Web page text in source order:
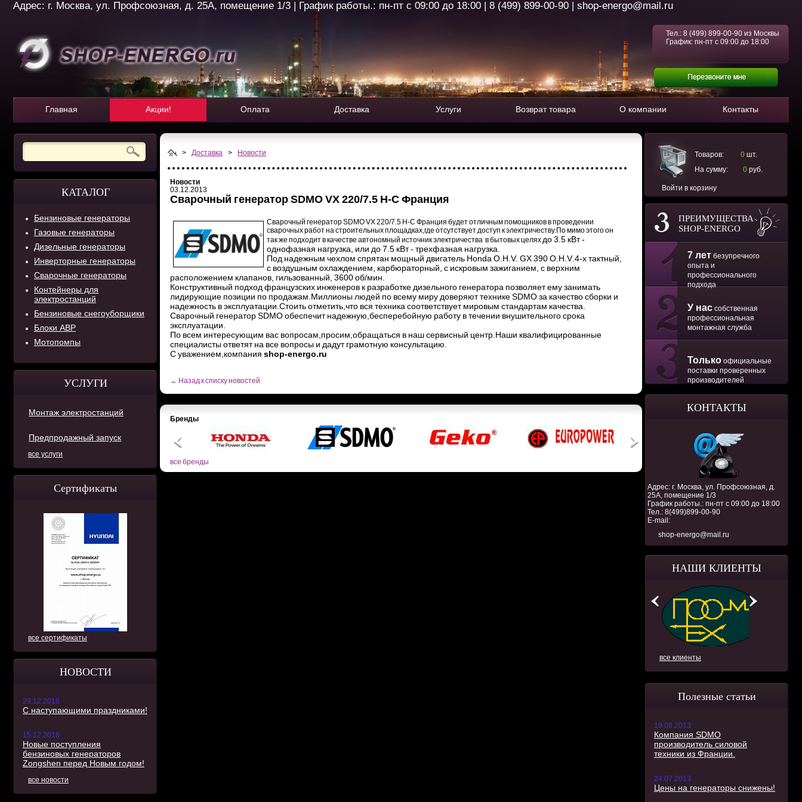
Адрес: г. Москва, ул. Профсоюзная, д. 25А, помещение 1/3 | График работы.: пн-пт с 09:00 до 18:00 | 8 (499) 899-00-90 | shop-energo@mail.ru
Тел.: 8 (499) 899-00-90 из Москвы
График: пн-пт с 09:00 до 18:00
Главная Акции! Оплата Доставка Услуги Возврат товара О компании Контакты
КАТАЛОГ
Бензиновые генераторы
Газовые генераторы
Дизельные генераторы
Инверторные генераторы
Сварочные генераторы
Контейнеры для
электростанций
Бензиновые снегоуборщики
Блоки АВР
Мотопомпы
УСЛУГИ
Монтаж электростанций
Предпродажный запуск
все услуги
Сертификаты
все сертификаты
НОВОСТИ
29.12.2016
С наступающими праздниками!
15.12.2016
Новые поступления
бензиновых генераторов
Zongshen перед Новым годом!
все новости
Товаров: 0 шт.
На сумму:
0 руб.
Войти в корзину
ПРЕИМУЩЕСТВА
SHOP-ENERGO
7 лет безупречного
опыта и
профессионального
подхода
У нас собственная
профессиональная
монтажная служба
Только официальные
поставки проверенных
производителей
КОНТАКТЫ
Адрес: г. Москва, ул. Профсоюзная, д.
25А, помещение 1/3
График работы.: пн-пт с 09:00 до 18:00
Тел.: 8(499)899-00-90
E-mail:
shop-energo@mail.ru
НАШИ КЛИЕНТЫ
все клиенты
Полезные статьи
19.08.2013
Компания SDMO
производитель силовой
техники из Франции.
24.07.2013
Цены на генераторы снижены!
> Доставка > Новости
Новости
03.12.2013
Сварочный генератор SDMO VX 220/7.5 H-C Франция
Сварочный генераторSDMO VX 220/7.5 H-C Франция будет отличным помощников в проведении
сварочных работ на строительных площадках,где отсутствует доступ кэлектричеству.По мимо этого он
так же подходит в качестве автономный источник электричества в бытовых целях до 3.5 кВт -
однофазная нагрузка, или до 7.5 кВт - трехфазная нагрузка.
Под надежным чехлом спрятан мощный двигатель Honda O.H.V. GX 390 O.H.V 4-х тактный,
с воздушным охлаждением, карбюраторный, с искровым зажиганием, с верхним
расположением клапанов, гильзованный, 3600 об/мин.
Конструктивный подход французских инженеров к разработке дизельного генератора позволяет ему занимать
лидирующие позиции по продажам.Миллионы людей по всему миру доверяют технике SDMO за качество сборки и
надежность в эксплуатации.Стоить отметить,что вся техника соответствует мировым стандартам качества.
Сварочный генератор SDMO обеспечит надежную,бесперебойную работу в течении внушительного срока
эксплуатации.
По всем интересующим вас вопросам,просим,обращаться в наш сервисный центр.Наши квалифицированные
специалисты ответят на все вопросы и дадут грамотную консультацию.
С уважением,компания shop-energo.ru
← Назад к списку новостей
Бренды
все бренды